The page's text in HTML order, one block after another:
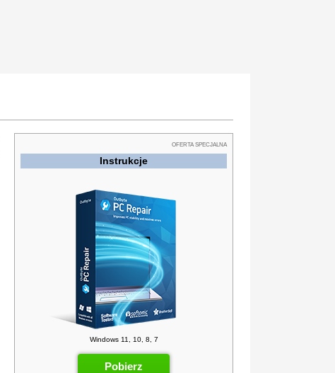
OFERTA SPECJALNA
Instrukcje
Windows 11, 10, 8, 7
Pobierz